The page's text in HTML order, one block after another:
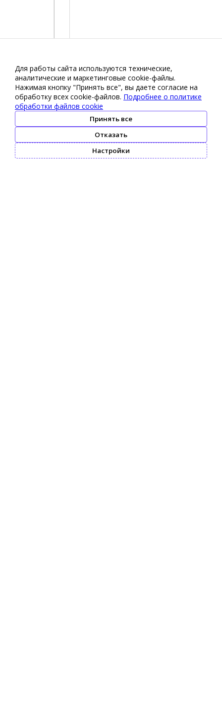
Для работы сайта используются технические,
аналитические и маркетинговые сооkіе-файлы.
Нажимая кнопку "Принять все", вы даете согласие на
обработку всех cookie-файлов. Подробнее о политике
обработки файлов cookie
Принять все
Отказать
Настройки